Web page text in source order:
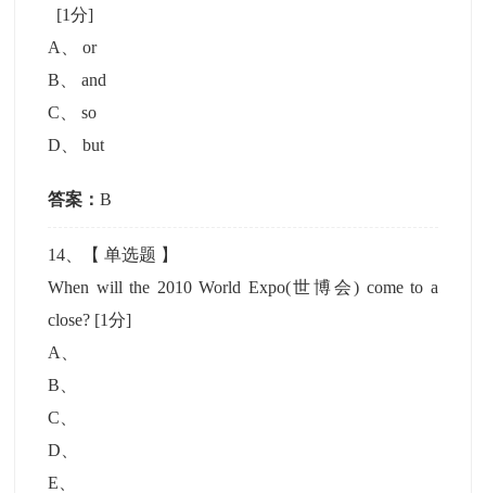
[1分]
A
、or
B 、and
C 、so
D 、but
答案：B
14 、【单选题 】
When will the 2010 World Expo(世博会) come to a
close? [1分]
A
B
C
D
E